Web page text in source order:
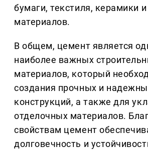
бумаги, текстиля, керамики и
материалов.
В общем, цемент является
наиболее важных
материалов, который
создания прочных и
конструкций, а также для
отделочных материалов.
свойствам цемент
долговечность и